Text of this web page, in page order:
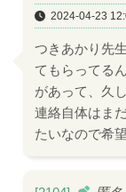
2024-04-23
つきあかり先
てもらってる
があって、久
連絡自体はま
たいなので希